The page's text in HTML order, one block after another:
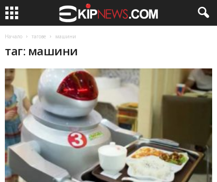
Начало тагове машини
таг: машини